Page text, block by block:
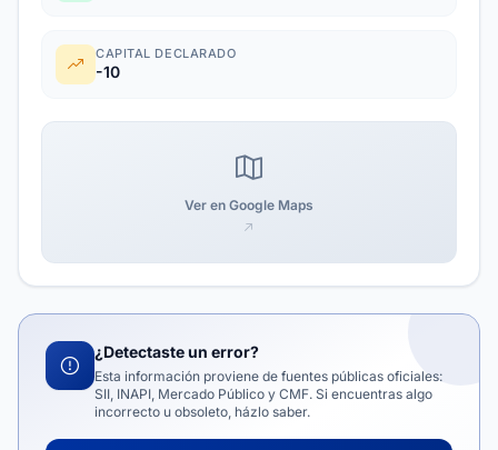
CAPITAL DECLARADO
-10
Ver en Google Maps
¿Detectaste un error?
Esta información proviene de fuentes públicas oficiales:
SII, INAPI, Mercado Público y CMF. Si encuentras algo
incorrecto u obsoleto, házlo saber.